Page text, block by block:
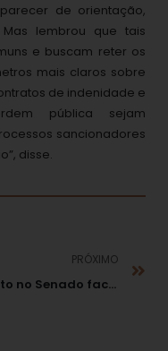
de orientação,
lembrou que tais
e buscam reter os
mais claros sobre
de indenidade e
pública sejam
sancionadores
disse.
PRÓXIMO
Projeto no Senado facilita acesso do MP a dados de investigados por improbidade